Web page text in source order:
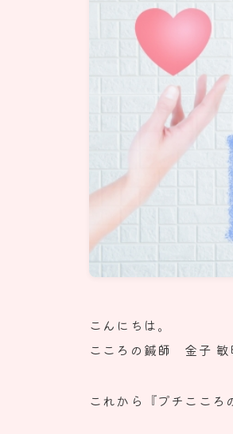
こんにちは。
こころの鍼師 金子 敏
これから『プチこころ